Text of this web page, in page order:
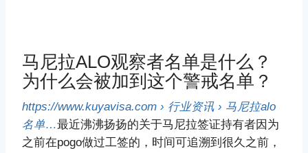
马尼拉ALO观察者名单是什么？
为什么会被加到这个警戒名单？
https://www.kuyavisa.com › 行业资讯 › 马尼拉alo
名单…最近沸沸扬扬的关于马尼拉签证持有者因为
之前在pogo做过工签的，时间可追溯到很久之前，